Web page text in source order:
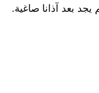
يجد بعد آذانا صاغية.